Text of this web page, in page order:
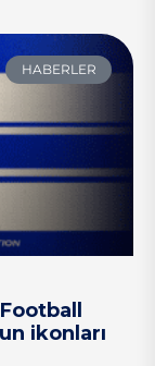
HABERLER
ikonları